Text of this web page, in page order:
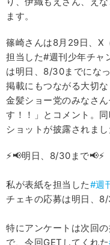
ます。
篠崎さんは8月29日、X
担当した#週刊少年チャ
は明日、8/30までにな
掲載にもつながる大切
金髪ショー党のみなさ
す！！」とコメント。
ショットが披露されまし
⚡️📢明日、8/30まで📢⚡️
私が表紙を担当した#週
チェキの応募は明日、
特にアンケートは次回
で、今回GETしてくれた